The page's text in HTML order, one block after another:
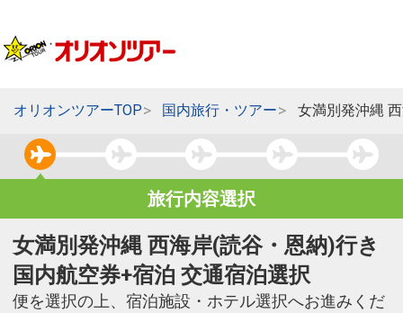
オリオンツアーTOP 国内旅行・ツアー 女満別発沖縄
旅行内容選択
女満別発沖縄 西海岸(読谷・恩納)行き
国内航空券+宿泊 交通宿泊選択
便を選択の上、宿泊施設・ホテル選択へお進みくだ